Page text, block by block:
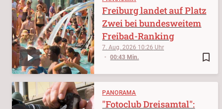
bookmark_border
7. Aug. 2026 10:26
00:43 Min.
Freiburg landet auf Platz
Zwei bei bundesweitem
Freibad-Ranking
PANORAMA
"Fotoclub Dreisamtal":